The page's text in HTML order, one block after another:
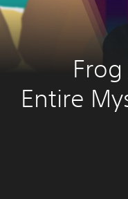
Entire